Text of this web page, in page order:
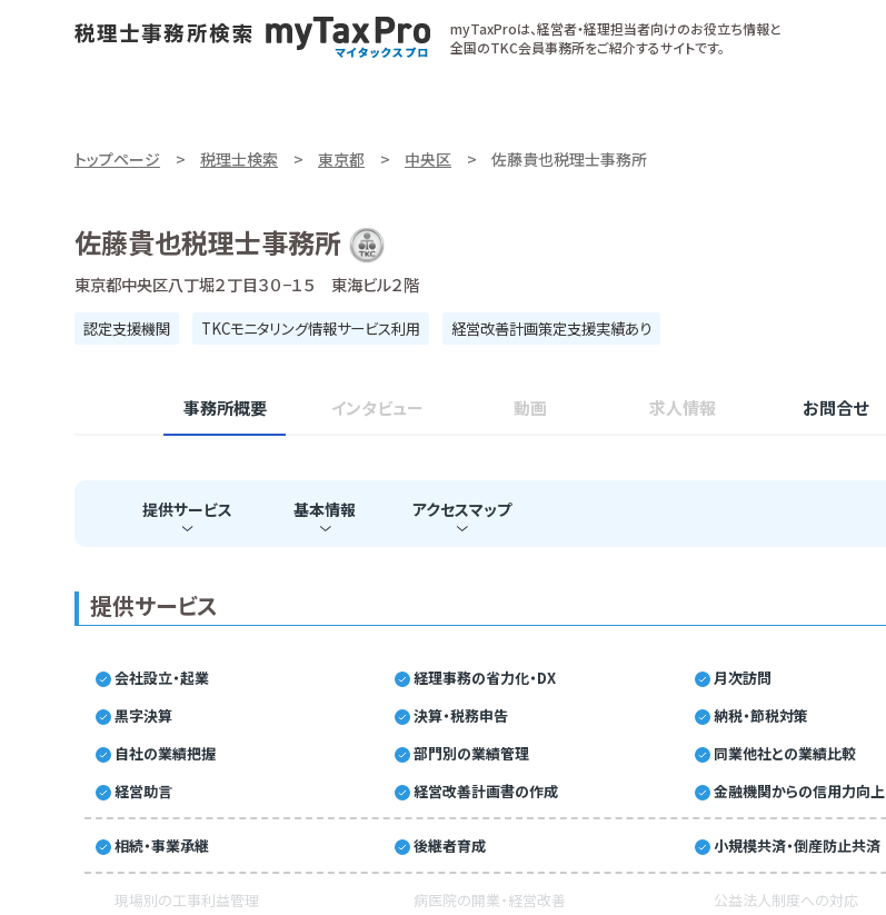
myTaxProは、経営者・経理担当者向けのお役立ち情報と
全国のTKC会員事務所をご紹介するサイトです。
トップページ 税理士検索 東京都 中央区 佐藤貴也税理士事務所
佐藤貴也税理士事務所
東京都中央区八丁堀２丁目３０−１５ 東海ビル２階
認定支援機関 TKCモニタリング情報サービス利用 経営改善計画策定支援実績あり
事務所概要 インタビュー 動画 求人情報 お問合せ
提供サービス 基本情報 アクセスマップ
提供サービス
会社設立・起業 経理事務の省力化・DX
月次訪問
黒字決算
決算・税務申告
納税・節税対策
自社の業績把握
部門別の業績管理
同業他社との業績比較
経営助言
経営改善計画書の作成 金融機関からの信用力向上
相続・事業承継 後継者育成 小規模共済・倒産防止共済
現場別の工事利益管理 病医院の開業・経営改善
公益法人制度への対応